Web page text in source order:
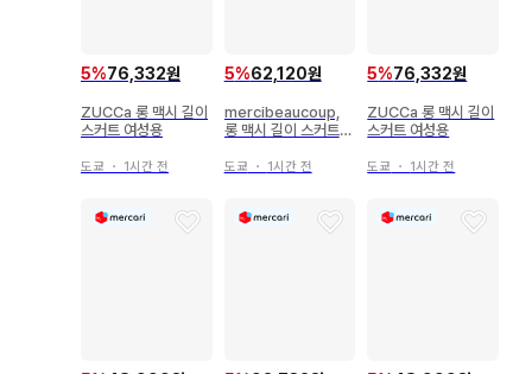
5%76,332원
ZUCCa 롱 맥시 길이
스커트 여성용
도쿄 ・ 1시간 전
5%62,120원
mercibeaucoup,
롱 맥시 길이 스커트
도쿄 ・ 1시간 전
5%76,332원
ZUCCa 롱 맥시 길이
스커트 여성용
도쿄 ・ 1시간 전